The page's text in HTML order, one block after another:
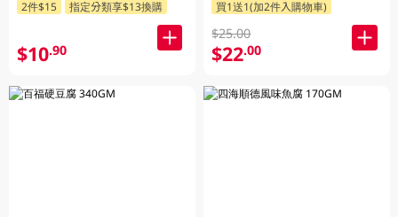
2件$15 指定分類享$13換購
$10.90
買1送1(加2件入購物車)
$25.00
$22.00